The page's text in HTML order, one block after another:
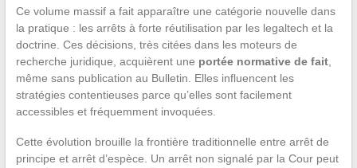
Ce volume massif a fait apparaître une catégorie nouvelle dans
la pratique : les arrêts à forte réutilisation par les legaltech et la
doctrine. Ces décisions, très citées dans les moteurs de
recherche juridique, acquièrent une portée normative de fait,
même sans publication au Bulletin. Elles influencent les
stratégies contentieuses parce qu’elles sont facilement
accessibles et fréquemment invoquées.
Cette évolution brouille la frontière traditionnelle entre arrêt de
principe et arrêt d’espèce. Un arrêt non signalé par la Cour peut